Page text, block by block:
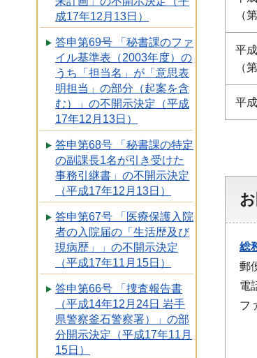
成17年12月13日）
答申第69号 「秘書課のファ
イル基準表（2003年度）の
うち「担当名」が「意思表
明担当」の部分（起案を含
む）」の不開示決定（平成
17年12月13日）
答申第68号 「秘書課の特定
の副課長1名が引き受けた
事務引継書」の不開示決定
（平成17年12月13日）
答申第67号 「医療保護入院
者の入院届の「生活歴及び
現病歴」」の不開示決定
（平成17年11月15日）
答申第66号 「捜査報告書
（平成14年12月24日 岩手
県警察釜石警察署）」の部
分開示決定（平成17年11月
15日）
（
平
（
平
総
郵
電
フ